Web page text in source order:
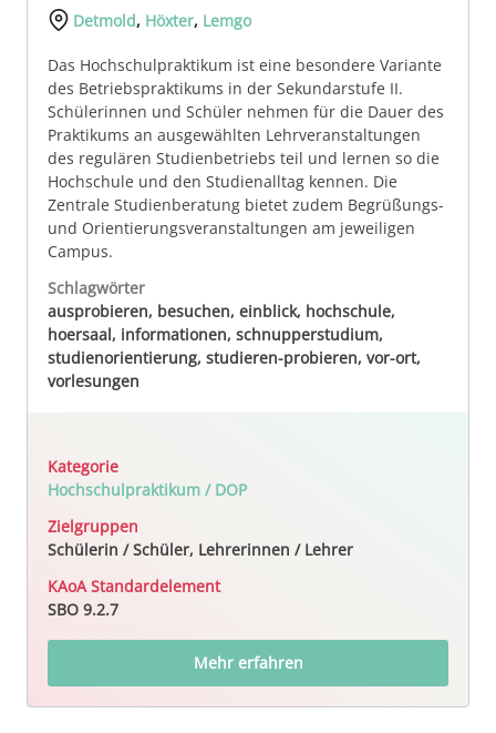
Detmold, Höxter, Lemgo
Das Hochschulpraktikum ist eine besondere Variante
des Betriebspraktikums in der Sekundarstufe II.
Schülerinnen und Schüler nehmen für die Dauer des
Praktikums an ausgewählten Lehrveranstaltungen
des regulären Studienbetriebs teil und lernen so die
Hochschule und den Studienalltag kennen. Die
Zentrale Studienberatung bietet zudem Begrüßungs-
und Orientierungsveranstaltungen am jeweiligen
Campus.
Schlagwörter
ausprobieren, besuchen, einblick, hochschule,
hoersaal, informationen, schnupperstudium,
studienorientierung, studieren-probieren, vor-ort,
vorlesungen
Kategorie
Hochschulpraktikum / DOP
Zielgruppen
Schülerin / Schüler, Lehrerinnen / Lehrer
KAoA Standardelement
SBO 9.2.7
Mehr erfahren